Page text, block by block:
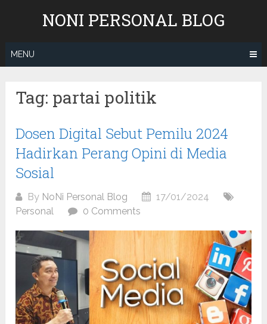
NONI PERSONAL BLOG
MENU
Tag: partai politik
Dosen Digital Sebut Pemilu 2024
Hadirkan Perang Opini di Media
Sosial
By NoNi Personal Blog
17/01/2024
Personal
0 Comments